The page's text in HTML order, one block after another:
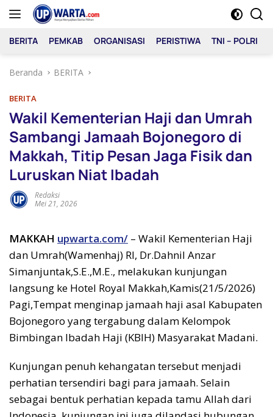
Langsung
BERITA PEMKAB ORGANISASI PERISTIWA TNI – POLRI
Beranda BERITA
BERITA
Wakil Kementerian Haji dan Umrah
Sambangi Jamaah Bojonegoro di
Makkah, Titip Pesan Jaga Fisik dan
Luruskan Niat Ibadah
Redaksi
Mei 21, 2026
MAKKAH upwarta.com/ – Wakil Kementerian Haji
dan Umrah(Wamenhaj) RI, Dr.Dahnil Anzar
Simanjuntak,S.E.,M.E., melakukan kunjungan
langsung ke Hotel Royal Makkah,Kamis(21/5/2026)
Pagi,Tempat menginap jamaah haji asal Kabupaten
Bojonegoro yang tergabung dalam Kelompok
Bimbingan Ibadah Haji (KBIH) Masyarakat Madani.
Kunjungan penuh kehangatan tersebut menjadi
perhatian tersendiri bagi para jamaah. Selain
sebagai bentuk perhatian kepada tamu Allah dari